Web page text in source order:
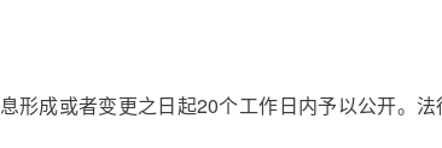
形成或者变更之日起20个工作日内予以公开。